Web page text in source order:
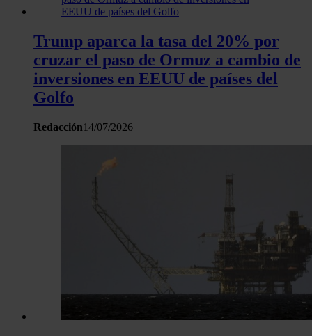
Trump aparca la tasa del 20% por
cruzar el paso de Ormuz a cambio de
inversiones en EEUU de países del
Golfo
Redacción14/07/2026